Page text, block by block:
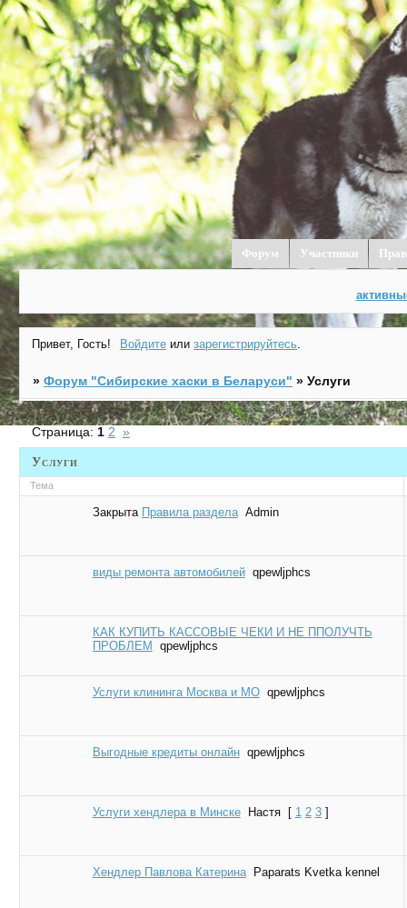
Форум Участники
Привет, Гость! Войдите илизарегистрируйтесь.
»Форум "Cибирские хаски в Беларуси" »Услуги
Услуги
Страница: 1 2 »
Тема
Закрыта Правила раздела Admin
виды ремонта автомобилей qpewljphcs
КАК КУПИТЬ КАССОВЫЕ ЧЕКИ И НЕ ППОЛУЧТЬ
ПРОБЛЕМ
qpewljphcs
Услуги клининга Москва и МО qpewljphcs
Выгодные кредиты онлайн qpewljphcs
Услуги хендлера в Минске Настя [ 1 2 3 ]
Хендлер Павлова Катерина Paparats Kvetka kennel